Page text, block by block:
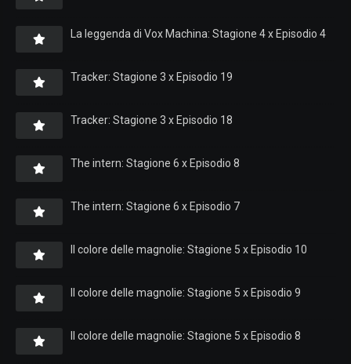
La leggenda di Vox Machina: Stagione 4 x Episodio 4
Tracker: Stagione 3 x Episodio 19
Tracker: Stagione 3 x Episodio 18
The intern: Stagione 6 x Episodio 8
The intern: Stagione 6 x Episodio 7
Il colore delle magnolie: Stagione 5 x Episodio 10
Il colore delle magnolie: Stagione 5 x Episodio 9
Il colore delle magnolie: Stagione 5 x Episodio 8